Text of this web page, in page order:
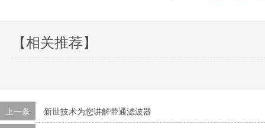
【相关推荐】
上一条
新世技术为您讲解带通滤波器